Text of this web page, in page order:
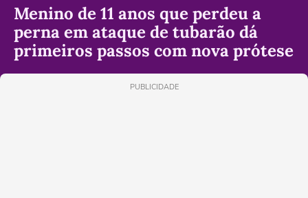
Menino de 11 anos que perdeu a
perna em ataque de tubarão dá
primeiros passos com nova prótese
PUBLICIDADE